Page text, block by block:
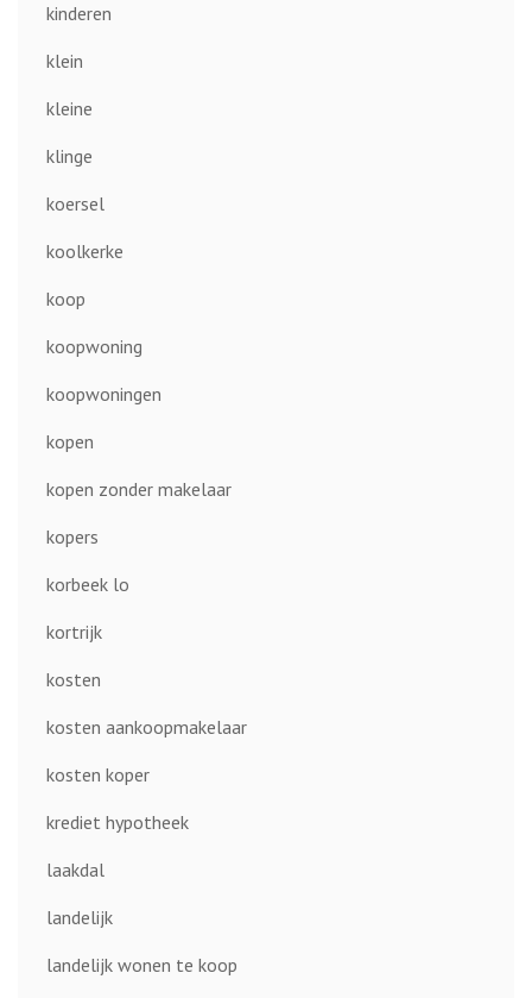
kinderen
klein
kleine
klinge
koersel
koolkerke
koop
koopwoning
koopwoningen
kopen
kopen zonder makelaar
kopers
korbeek lo
kortrijk
kosten
kosten aankoopmakelaar
kosten koper
krediet hypotheek
laakdal
landelijk
landelijk wonen te koop